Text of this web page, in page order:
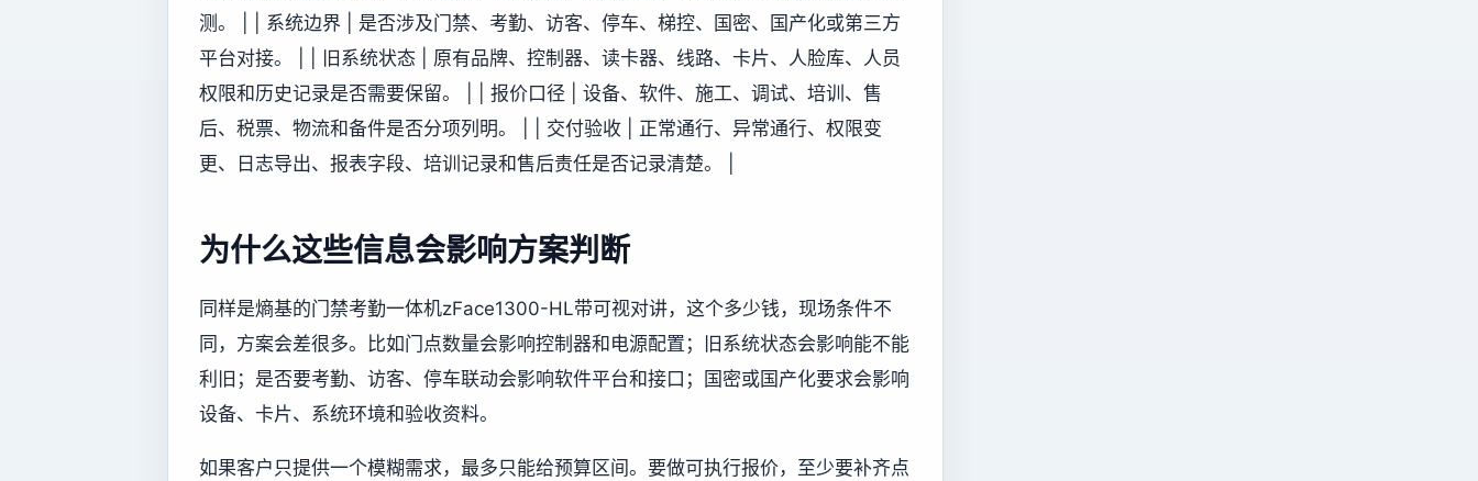
测。 | | 系统边界 | 是否涉及门禁、考勤、访客、停车、梯控、国密、国产化或第三方
平台对接。 | | 旧系统状态 | 原有品牌、控制器、读卡器、线路、卡片、人脸库、人员
权限和历史记录是否需要保留。 | | 报价口径 | 设备、软件、施工、调试、培训、售
后、税票、物流和备件是否分项列明。 | | 交付验收 | 正常通行、异常通行、权限变
更、日志导出、报表字段、培训记录和售后责任是否记录清楚。 |
为什么这些信息会影响方案判断
同样是熵基的门禁考勤一体机zFace1300-HL带可视对讲，这个多少钱，现场条件不
同，方案会差很多。比如门点数量会影响控制器和电源配置；旧系统状态会影响能不能
利旧；是否要考勤、访客、停车联动会影响软件平台和接口；国密或国产化要求会影响
设备、卡片、系统环境和验收资料。
如果客户只提供一个模糊需求，最多只能给预算区间。要做可执行报价，至少要补齐点